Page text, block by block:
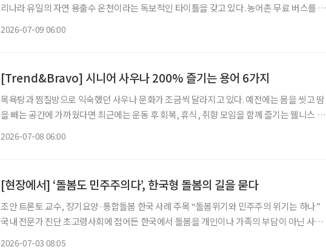
리나라 유일의 자연 용출수 온천이라는 독보적인 타이틀을 갖고 있다. 농어촌 무료 버스를 타
2026-07-09 06:00
[Trend&Bravo] 시니어 사우나 200% 즐기는 용어 6가지
목욕탕과 찜질방으로 익숙했던 사우나 문화가 조금씩 달라지고 있다. 예전에는 몸을 씻고 땀
을 빼는 공간에 가까웠다면 최근에는 운동 후 회복, 휴식, 취향 모임을 함께 즐기는 웰니스 공
2026-07-08 06:00
[현장에서] ‘돌봄도 민주주의다’, 한국형 돌봄의 길을 묻다
조안 트론토 교수, 장기요양·통합돌봄 한국 사례 주목 “돌봄위기와 민주주의 위기는 하나”
국내 전문가 진단 초고령사회에 접어든 한국에서 돌봄을 개인이나 가족의 부담이 아닌 사회
2026-07-03 08:05